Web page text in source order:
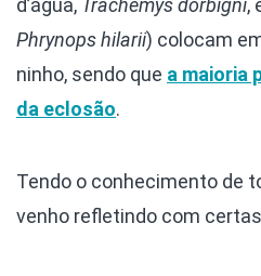
d’água, Trachemys dorbigni,
Phrynops hilarii) colocam
ninho, sendo que a maioria
da eclosão.
Tendo o conhecimento de
venho refletindo com